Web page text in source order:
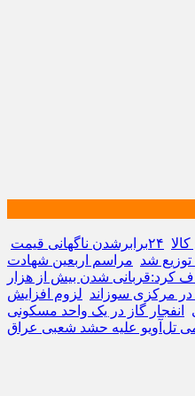
۲۴برابرشدن ناگهانی قیمت
مراسم اربعین شهادت
کرد:قربانی شدن بیش از هزار
لزوم افزایش
انفجار گاز در یک واحد مسکونی
تل‌آویو علیه حشد شعبی عراق